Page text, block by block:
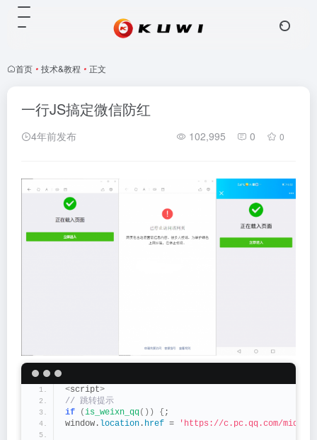
首页 • 技术&教程 • 正文
一行JS搞定微信防红
4年前发布 102,995 0 0
<script>
// 跳转提示
if
(is_weixn_qq()) {;
window. location . href = 'https://c.pc.qq.com/